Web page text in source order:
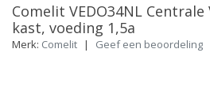
Comelit VEDO34NL
kast, voeding 1,5a
Merk: Comelit | Geef een beoordeling